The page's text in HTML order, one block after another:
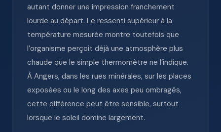
autant donner une impression franchement
lourde au départ. Le ressenti supérieur à la
température mesurée montre toutefois que
l’organisme perçoit déjà une atmosphère plus
chaude que le simple thermomètre ne l’indique.
À Angers, dans les rues minérales, sur les places
exposées ou le long des axes peu ombragés,
cette différence peut être sensible, surtout
lorsque le soleil domine largement.